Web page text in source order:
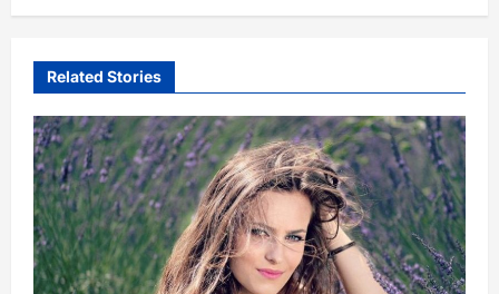
v
g
a
t
i
o
n
Related Stories